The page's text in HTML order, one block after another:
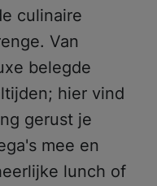
culinaire
Van
belegde
hier vind
gerust je
mee en
lunch of